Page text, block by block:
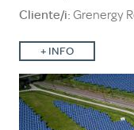
Cliente/i: Grenergy
+ INFO